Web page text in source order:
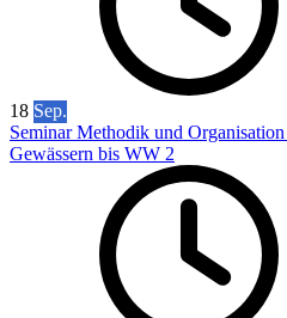
18 Sep.
Seminar Methodik und
Gewässern bis WW 2